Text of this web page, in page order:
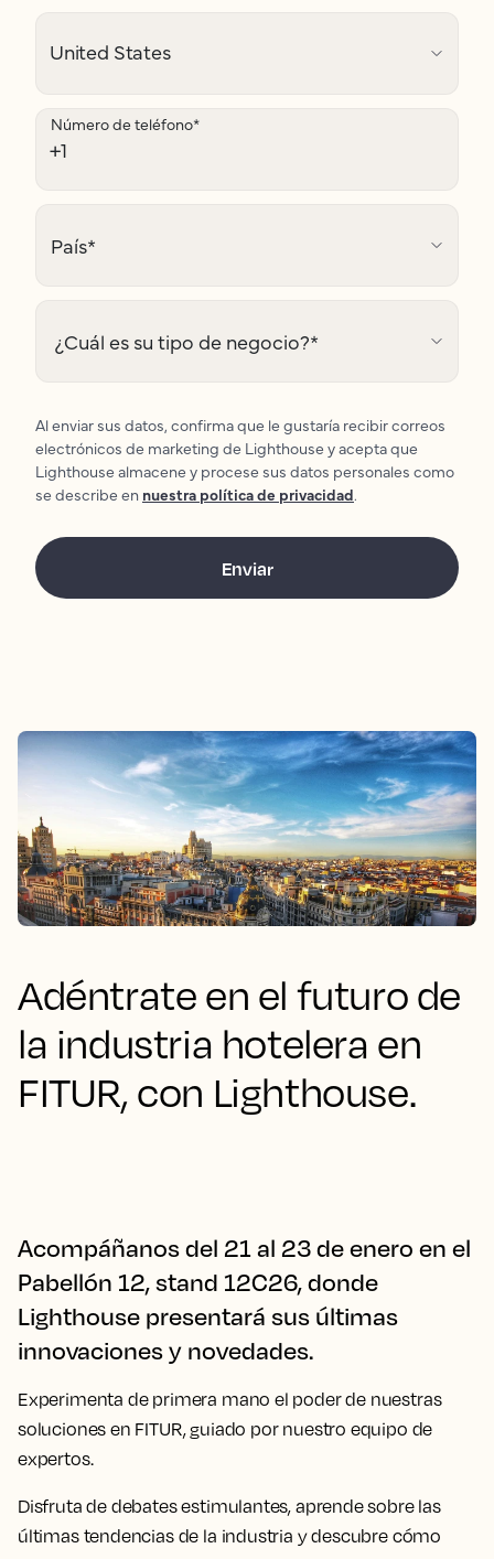
Número de teléfono*
País*
¿Cuál es su tipo de negocio?*
Al enviar sus datos, confirma que le gustaría recibir correos
electrónicos de marketing de Lighthouse y acepta que
Lighthouse almacene y procese sus datos personales como
se describe en nuestra política de privacidad.
Adéntrate en el futuro de
la industria hotelera en
FITUR, con Lighthouse.
Acompáñanos del 21 al 23 de enero en el
Pabellón 12, stand 12C26, donde
Lighthouse presentará sus últimas
innovaciones y novedades.
Experimenta de primera mano el poder de nuestras
soluciones en FITUR, guiado por nuestro equipo de
expertos.
Disfruta de debates estimulantes, aprende sobre las
últimas tendencias de la industria y descubre cómo